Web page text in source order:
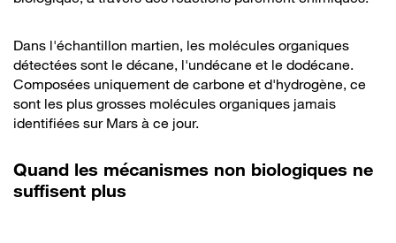
Dans l'échantillon martien, les molécules organiques
détectées sont le décane, l'undécane et le dodécane.
Composées uniquement de carbone et d'hydrogène, ce
sont les plus grosses molécules organiques jamais
identifiées sur Mars à ce jour.
Quand les mécanismes non biologiques ne
suffisent plus